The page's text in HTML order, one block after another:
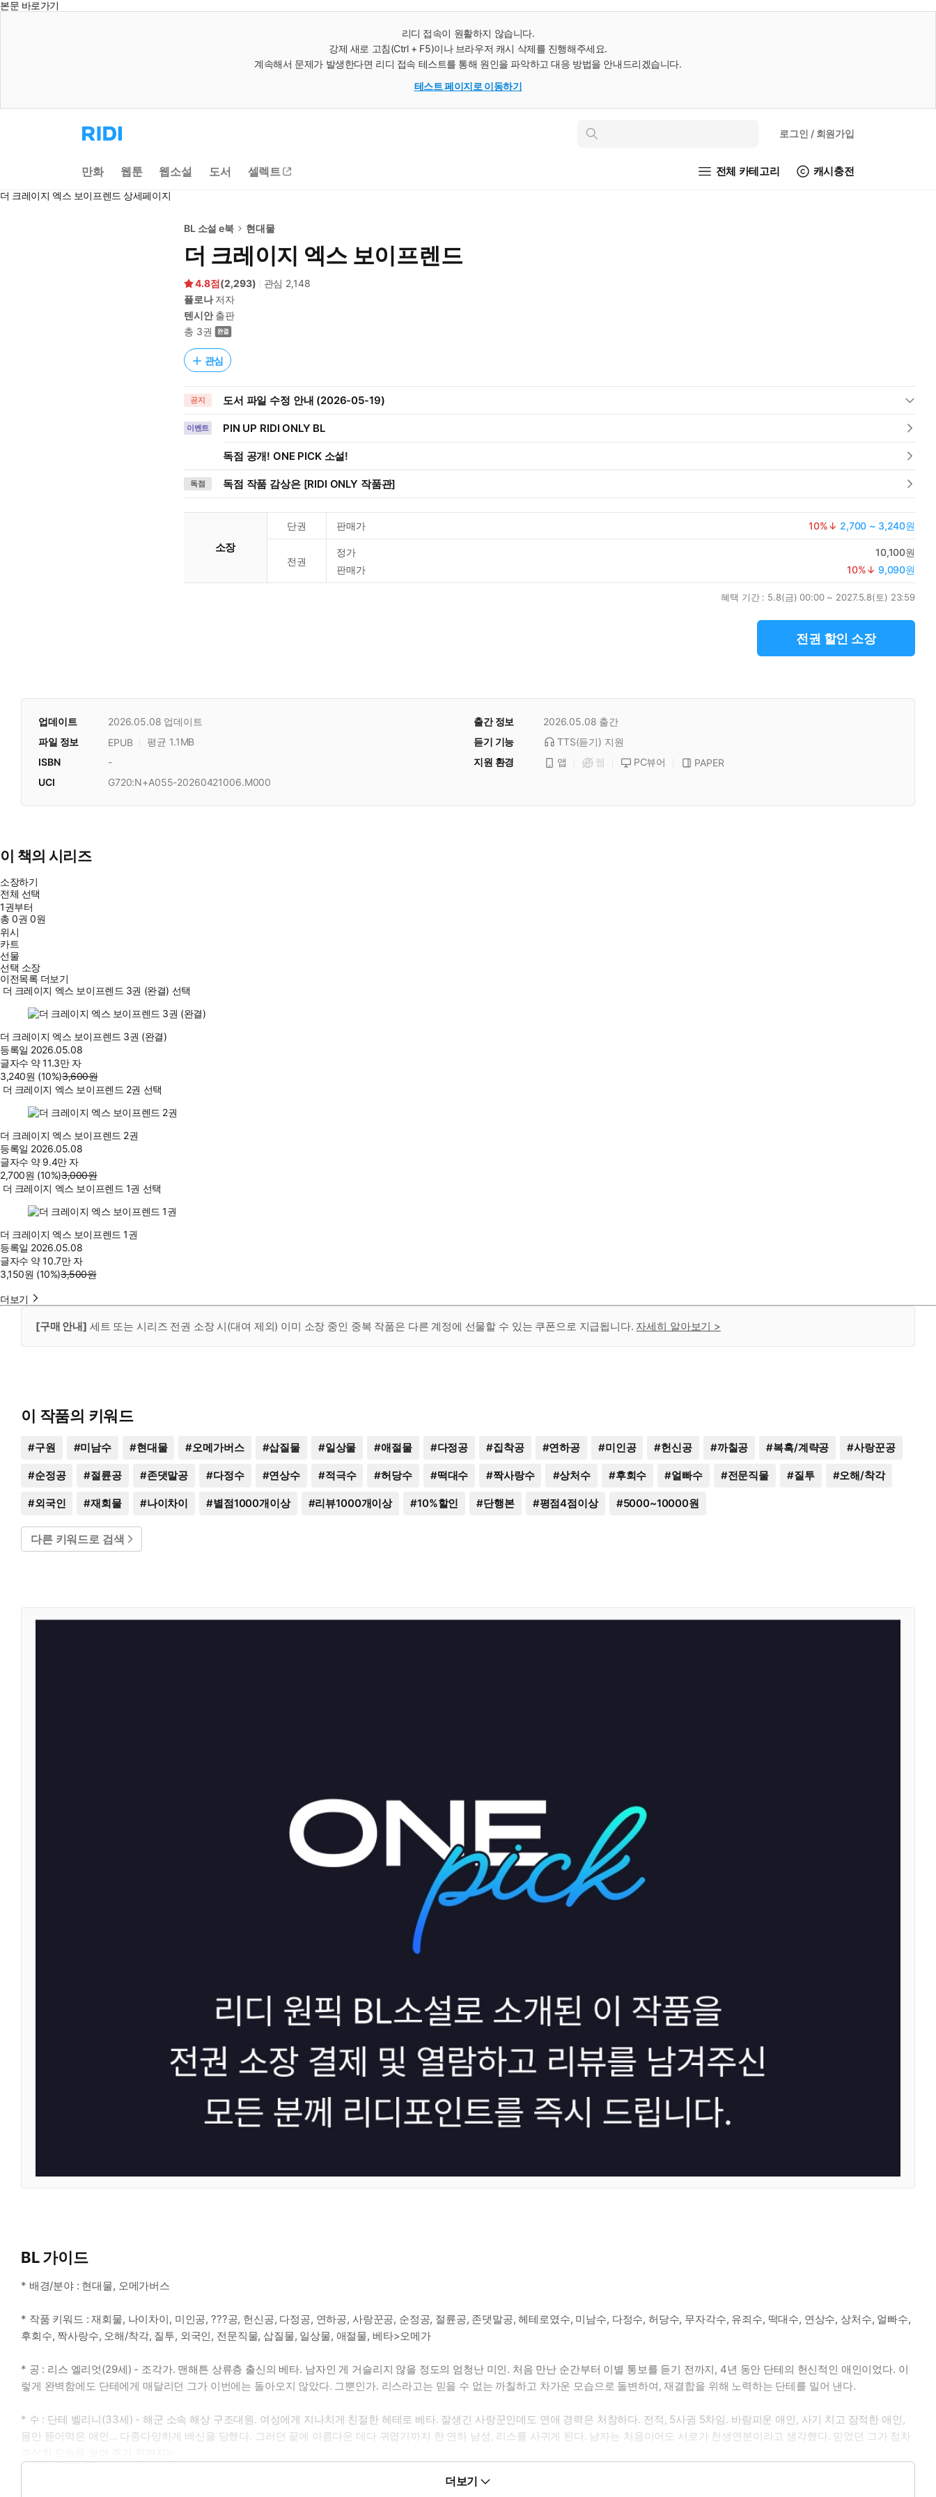
본문 바로가기
리디 접속이 원활하지 않습니다.
강제 새로 고침(Ctrl + F5)이나 브라우저 캐시 삭제를 진행해주세요.
계속해서 문제가 발생한다면 리디 접속 테스트를 통해 원인을 파악하고 대응 방법을 안내드리겠습니다.
테스트 페이지로 이동하기
리
디
으
로
동
인
로그인 / 회원가입
만화 웹툰 웹소설 도서 셀렉트 전체 카테고리 캐시충전
더 크레이지 엑스 보이프렌드 상세페이지
BL 소설 e북 현대물
더 크레이지 엑스 보이프렌드
4.8 (2,293) 관심 2,148
플로나저자
텐시안출판
총 3권
관심
공지 도서 파일 수정 안내 (2026-05-19)
이벤트 PIN UP RIDI ONLY BL
독점 공개! ONE PICK 소설!
독점 독점 작품 감상은 [RIDI ONLY 작품관]
소장
단권 판매가 10%↓ 2,700 ~ 3,240원
전권
정가
10,100원
판매가
10%↓ 9,090원
혜택 기간 : 5.8(금) 00:00 ~ 2027.5.8(토) 23:59
전권 할인 소장
업데이트 2026.05.08 업데이트 출간 정보 2026.05.08 출간
듣기 기능
TTS(듣기) 지원
파일 정보 EPUB
평균 1.1MB
지원 환경
앱 웹 PC뷰어 PAPER
ISBN
-
UCI
G720:N+A055-20260421006.M000
이 책의 시리즈
소장하기
전체 선택
1권부터
총0권 0원
위시
카트
선물
선택 소장
이전목록 더보기
더 크레이지 엑스 보이프렌드 3권 (완결) 선택
더 크레이지 엑스 보이프렌드 3권 (완결)
등록일 2026.05.08
글자수 약 11.3만 자
3,240원 (10%)3,600원
더 크레이지 엑스 보이프렌드 2권 선택
더 크레이지 엑스 보이프렌드 2권
등록일 2026.05.08
글자수 약 9.4만 자
2,700원 (10%)3,000원
더 크레이지 엑스 보이프렌드 1권 선택
더 크레이지 엑스 보이프렌드 1권
등록일 2026.05.08
글자수 약 10.7만 자
3,150원 (10%)3,500원
더보기
[구매 안내] 세트 또는 시리즈 전권 소장 시(대여 제외) 이미 소장 중인 중복 작품은 다른 계정에 선물할 수 있는 쿠폰으로 지급됩니다. 자세히 알아보기 >
이 작품의 키워드
#구원 #미남수 #현대물 #오메가버스 #삽질물 #일상물 #애절물 #다정공 #집착공 #연하공 #미인공 #헌신공 #까칠공 #복흑/계략공 #사랑꾼공
#순정공 #절륜공 #존댓말공 #다정수 #연상수 #적극수 #허당수 #떡대수 #짝사랑수 #상처수 #후회수 #얼빠수 #전문직물 #질투 #오해/착각
#외국인 #재회물 #나이차이 #별점1000개이상 #리뷰1000개이상 #10%할인 #단행본 #평점4점이상 #5000~10000원
다른 키워드로 검색
BL 가이드
* 배경/분야 : 현대물, 오메가버스
* 작품 키워드 : 재회물, 나이차이, 미인공, ???공, 헌신공, 다정공, 연하공, 사랑꾼공, 순정공, 절륜공, 존댓말공, 헤테로였수, 미남수, 다정수, 허당수, 무자각수, 유죄수, 떡대수, 연상수, 상처수, 얼빠수,
후회수, 짝사랑수, 오해/착각, 질투, 외국인, 전문직물, 삽질물, 일상물, 애절물, 베타>오메가
* 공 : 리스 엘리엇(29세) - 조각가. 맨해튼 상류층 출신의 베타. 남자인 게 거슬리지 않을 정도의 엄청난 미인. 처음 만난 순간부터 이별 통보를 듣기 전까지, 4년 동안 단테의 헌신적인 애인이었다. 이
렇게 완벽함에도 단테에게 매달리던 그가 이번에는 돌아오지 않았다. 그뿐인가. 리스라고는 믿을 수 없는 까칠하고 차가운 모습으로 돌변하여, 재결합을 위해 노력하는 단테를 밀어 낸다.
* 수 : 단테 벨리니(33세) - 해군 소속 해상 구조대원. 여성에게 지나치게 친절한 헤테로 베타. 잘생긴 사랑꾼인데도 연애 경력은 처참하다. 전적, 5사귐 5차임. 바람피운 애인, 사기 치고 잠적한 애인,
몸만 뜯어먹은 애인… 다종다양하게 배신을 당했다. 그러던 끝에 아름다운 데다 귀엽기까지 한 연하 남성, 리스를 사귀게 된다. 남자는 처음이어도 서로가 천생연분이라고 생각했다. 믿었던 그가 점차
더보기